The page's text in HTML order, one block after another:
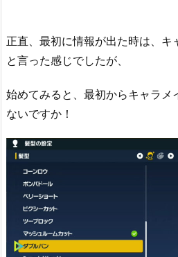
正直、最初に情報が出た時は、キ
と言った感じでしたが、
始めてみると、最初からキャラメ
ないですか！